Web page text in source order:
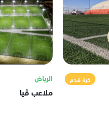
كرة قدم الرياض
ملاعب ڤيا